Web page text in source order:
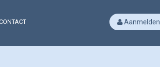
Aanmelden